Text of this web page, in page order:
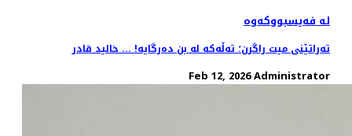
لە فەیسبووکەوە
تەراتێنی میت راگرن؛ تەڵەکە لە بن دەرگایە! ... خالید قادر
Feb 12, 2026Administrator